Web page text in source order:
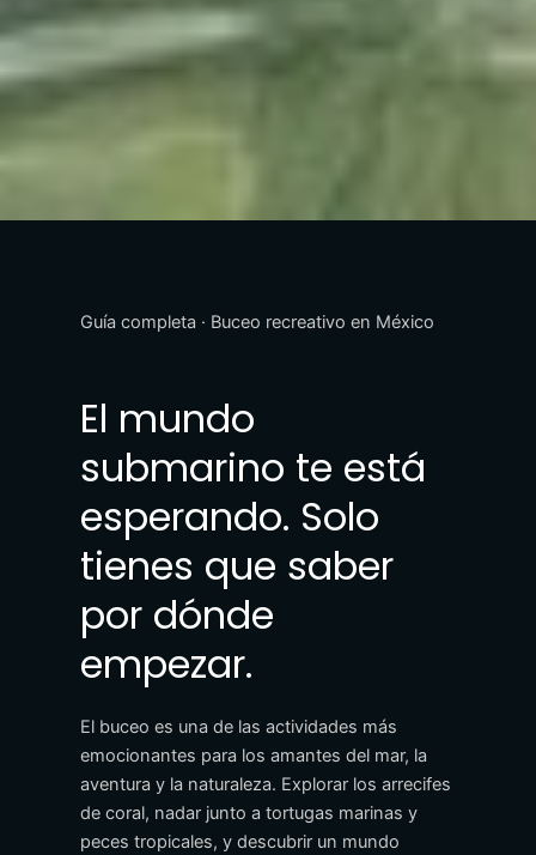
Guía completa · Buceo recreativo en México
El mundo
submarino te está
esperando. Solo
tienes que saber
por dónde
empezar.
El buceo es una de las actividades más
emocionantes para los amantes del mar, la
aventura y la naturaleza. Explorar los arrecifes
de coral, nadar junto a tortugas marinas y
peces tropicales, y descubrir un mundo